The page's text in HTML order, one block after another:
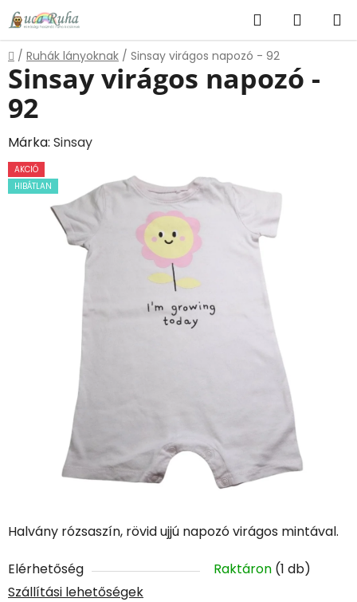
Ugrás
fő
tartalomhoz
KeresésKOSÁR
Kezdőlap
/ Ruhák lányoknak / Sinsay virágos napozó - 92
Halvány rózsaszín, rövid ujjú napozó virágos mintával.
Elérhetőség Raktáron (1 db)
Szállítási lehetőségek
Sinsay virágos napozó -
92
Márka: Sinsay
AKCIÓ
HIBÁTLAN